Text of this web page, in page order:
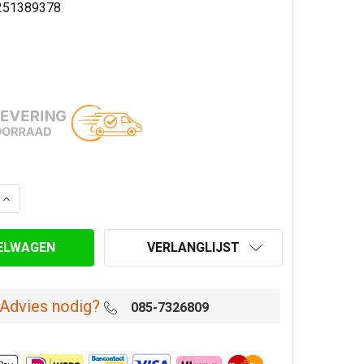
VAN 180 MM DUBBELLAAGS FLEXIBEL 4 METER
VERHOOG AANTAL VAN 180 MM DUBBELLAAGS FLEXIBEL 4
VERLANGLIJST
Advies nodig? 085-7326809